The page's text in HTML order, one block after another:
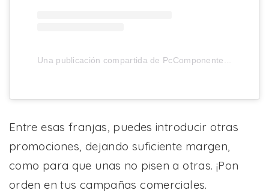
Entre esas franjas, puedes introducir otras
promociones, dejando suficiente margen,
como para que unas no pisen a otras. ¡Pon
orden en tus campañas comerciales.